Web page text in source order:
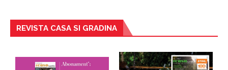
REVISTA CASA SI GRADINA